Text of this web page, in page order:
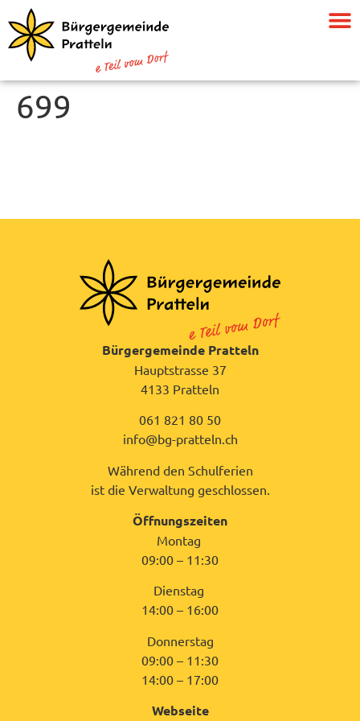
699
Bürgergemeinde Pratteln
Hauptstrasse 37
4133 Pratteln
061 821 80 50
info@bg-pratteln.ch
Während den Schulferien
ist die Verwaltung geschlossen.
Öffnungszeiten
Montag
09:00 – 11:30
Dienstag
14:00 – 16:00
Donnerstag
09:00 – 11:30
14:00 – 17:00
Webseite